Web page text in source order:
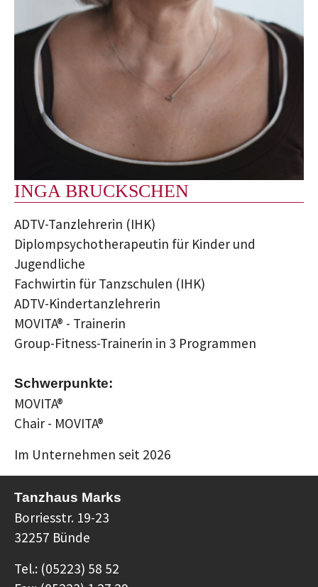
INGA BRUCKSCHEN
ADTV-Tanzlehrerin (IHK)
Diplompsychotherapeutin für Kinder und
Jugendliche
Fachwirtin für Tanzschulen (IHK)
ADTV-Kindertanzlehrerin
MOVITA® - Trainerin
Group-Fitness-Trainerin in 3 Programmen
Schwerpunkte:
MOVITA®
Chair - MOVITA®
Im Unternehmen seit 2026
Tanzhaus Marks
Borriesstr. 19-23
32257 Bünde
Tel.: (05223) 58 52